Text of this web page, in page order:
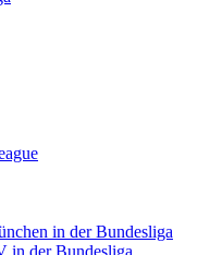
in der Bundesliga
in der Bundesliga